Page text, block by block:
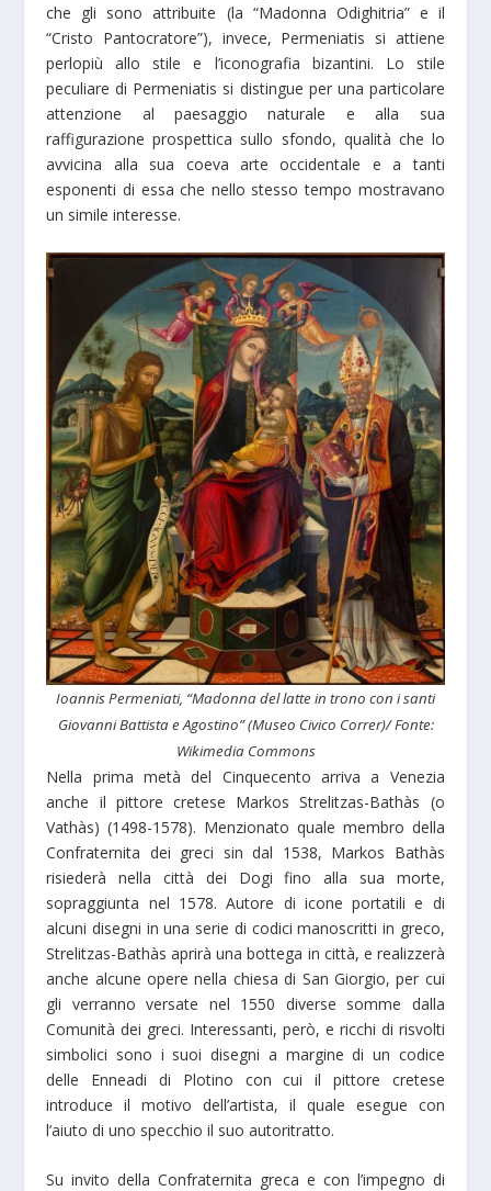
che gli sono attribuite (la “Madonna Odighitria” e il
“Cristo Pantocratore”), invece, Permeniatis si attiene
perlopiù allo stile e l’iconografia bizantini. Lo stile
peculiare di Permeniatis si distingue per una particolare
attenzione al paesaggio naturale e alla sua
raffigurazione prospettica sullo sfondo, qualità che lo
avvicina alla sua coeva arte occidentale e a tanti
esponenti di essa che nello stesso tempo mostravano
un simile interesse.
Ioannis Permeniati, “Madonna del latte in trono con i santi
Giovanni Battista e Agostino” (Museo Civico Correr)/ Fonte:
Wikimedia Commons
Nella prima metà del Cinquecento arriva a Venezia
anche il pittore cretese Markos Strelitzas-Bathàs (o
Vathàs) (1498-1578). Menzionato quale membro della
Confraternita dei greci sin dal 1538, Markos Bathàs
risiederà nella città dei Dogi fino alla sua morte,
sopraggiunta nel 1578. Autore di icone portatili e di
alcuni disegni in una serie di codici manoscritti in greco,
Strelitzas-Bathàs aprirà una bottega in città, e realizzerà
anche alcune opere nella chiesa di San Giorgio, per cui
gli verranno versate nel 1550 diverse somme dalla
Comunità dei greci. Interessanti, però, e ricchi di risvolti
simbolici sono i suoi disegni a margine di un codice
delle Enneadi di Plotino con cui il pittore cretese
introduce il motivo dell’artista, il quale esegue con
l’aiuto di uno specchio il suo autoritratto.
Su invito della Confraternita greca e con l’impegno di